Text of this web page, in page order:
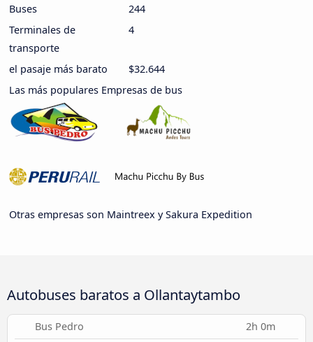
Buses
244
Terminales de
transporte
4
el pasaje más barato
$32.644
Las más populares Empresas de bus
Otras empresas son Maintreex y Sakura Expedition
Autobuses baratos a Ollantaytambo
Bus Pedro 2h 0m